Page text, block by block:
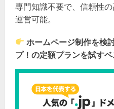
専門知識不要で、信頼性
運営可能。
ホームページ制作を検
プ！の定額プランを試すベ